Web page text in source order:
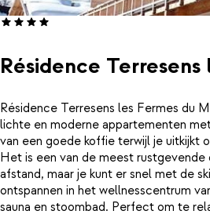
Résidence
Résidence Terresens les Fermes du
lichte en moderne appartementen
van een goede koffie terwijl je uitkijkt
Het is een van de meest
afstand, maar je kunt er snel met de
ontspannen in het wellnesscentrum
sauna en stoombad. Perfect om te